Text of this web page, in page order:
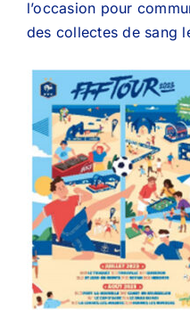
l’occasion pour
des collectes de sang